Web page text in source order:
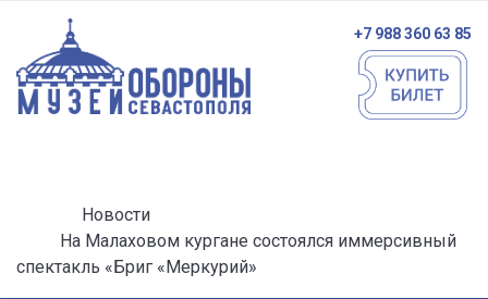
+7 988 360 63 85
Новости
На Малаховом кургане состоялся иммерсивный
спектакль «Бриг «Меркурий»